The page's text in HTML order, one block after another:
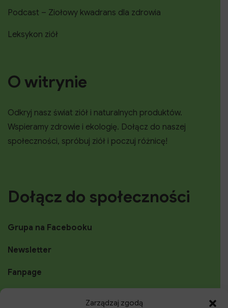
Zarządzaj zgodą
Podcast – Ziołowy kwadrans dla zdrowia
Leksykon ziół
O witrynie
Odkryj nasz świat ziół i naturalnych produktów.
Wspieramy zdrowie i ekologię. Dołącz do naszej
społeczności, spróbuj ziół i poczuj różnicę!
Dołącz do społeczności
Grupa na Facebooku
Newsletter
Fanpage